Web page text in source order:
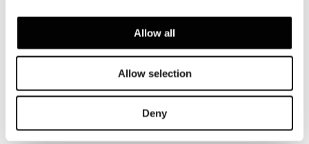
Allow all
Allow selection
Deny
ALLES SEHEN